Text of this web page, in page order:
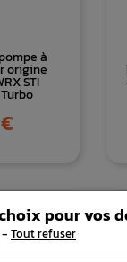
à
origine
STI
pour vos
- Tout refuser